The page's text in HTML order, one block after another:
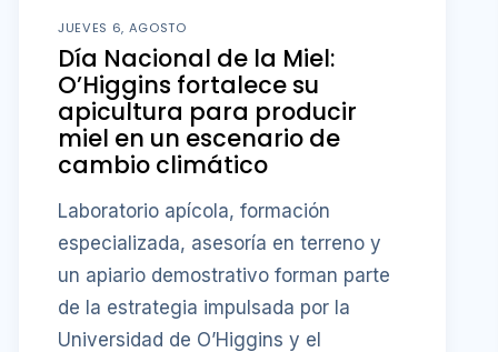
JUEVES 6, AGOSTO
Día Nacional de la Miel:
O’Higgins fortalece su
apicultura para producir
miel en un escenario de
cambio climático
Laboratorio apícola, formación
especializada, asesoría en terreno y
un apiario demostrativo forman parte
de la estrategia impulsada por la
Universidad de O’Higgins y el